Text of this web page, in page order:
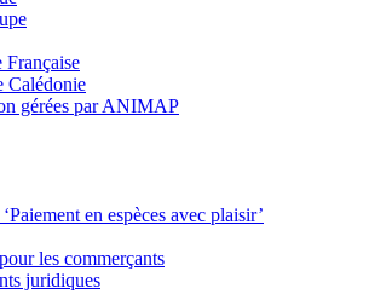
Française
Calédonie
gérées par ANIMAP
en espèces avec plaisir’
les commerçants
juridiques